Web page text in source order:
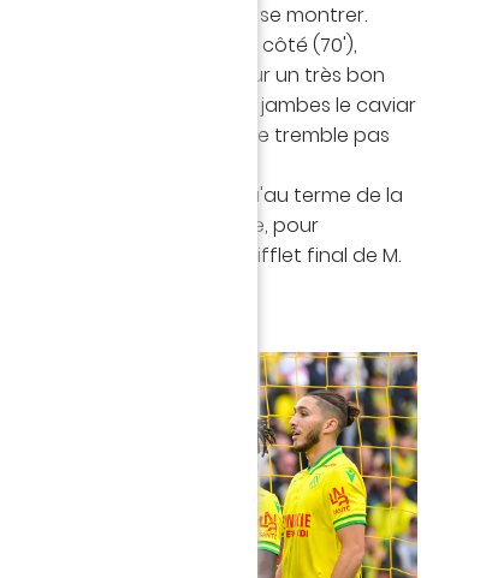
entrants côté nantais, de se montrer.
frappe qui passe de peu à côté (70'),
le chemin des filets ! Sur un très bon
laisse filer entre ses jambes le caviar
au deuxième poteau, ne tremble pas
maîtrisent les débats jusqu'au terme de la
savoure et apprécie, pour
joueurs lors du coup de sifflet final de M.